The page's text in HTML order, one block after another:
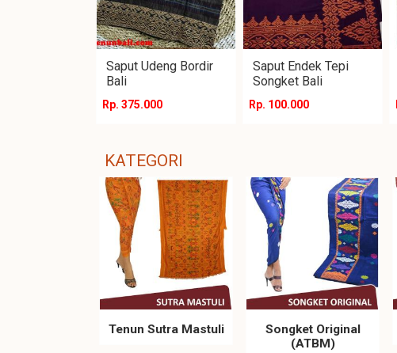
Saput Udeng Bordir
Bali
Rp. 375.000
Saput Endek Tepi
Songket Bali
Rp. 100.000
KATEGORI
Tenun Sutra Mastuli
Songket Original
(ATBM)